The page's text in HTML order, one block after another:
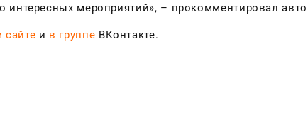
интересных мероприятий», – прокомментировал
и в группе ВКонтакте.